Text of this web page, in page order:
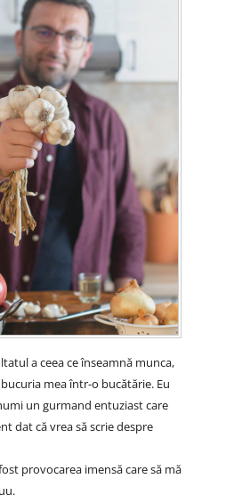
a ceea ce înseamnă munca,
mea într-o bucătărie. Eu
un gurmand entuziast care
dat că vrea să scrie despre
provocarea imensă care să mă